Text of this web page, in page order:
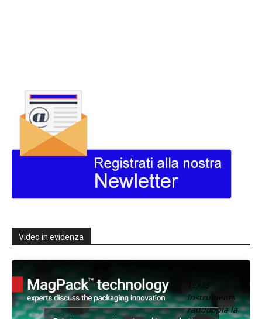
Video in evidenza
Texas
Instruments
raddoppia la